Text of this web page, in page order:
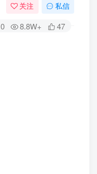
关注 私信
0 8.8W+ 47